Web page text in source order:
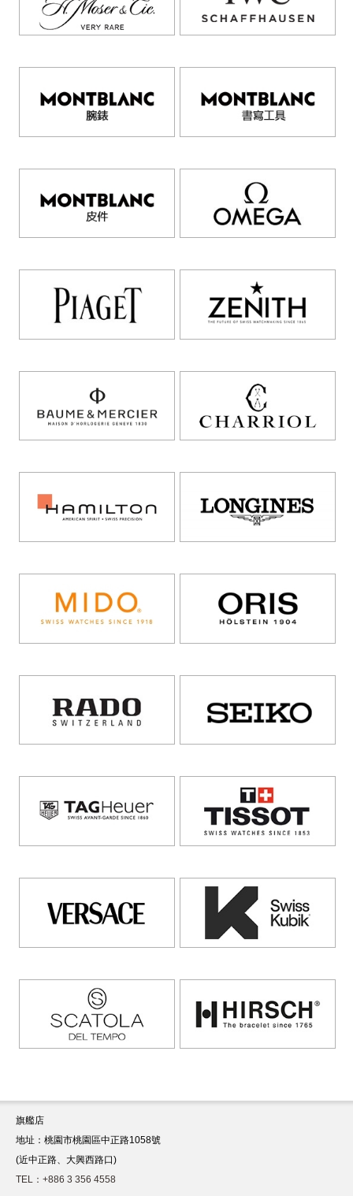
旗艦店
地址：桃園市桃園區中正路1058號
(近中正路、大興西路口)
TEL：+886 3 356 4558